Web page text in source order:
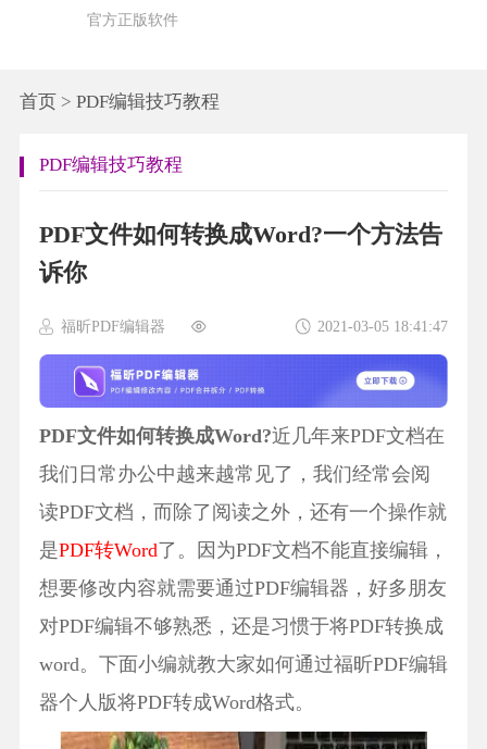
官方正版软件
首页> PDF编辑技巧教程
PDF编辑技巧教程
PDF文件如何转换成Word?一个方法告
诉你
福昕PDF编辑器 2021-03-05 18:41:47
PDF文件如何转换成Word?近几年来PDF文档在
我们日常办公中越来越常见了，我们经常会阅
读PDF文档，而除了阅读之外，还有一个操作就
是PDF转Word了。因为PDF文档不能直接编辑，
想要修改内容就需要通过PDF编辑器，好多朋友
对PDF编辑不够熟悉，还是习惯于将PDF转换成
word。下面小编就教大家如何通过福昕PDF编辑
器个人版将PDF转成Word格式。